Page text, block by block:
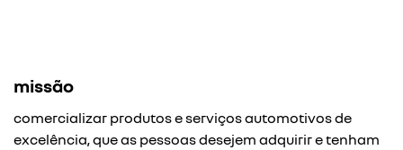
missão
comercializar produtos e serviços automotivos de
excelência, que as pessoas desejem adquirir e tenham